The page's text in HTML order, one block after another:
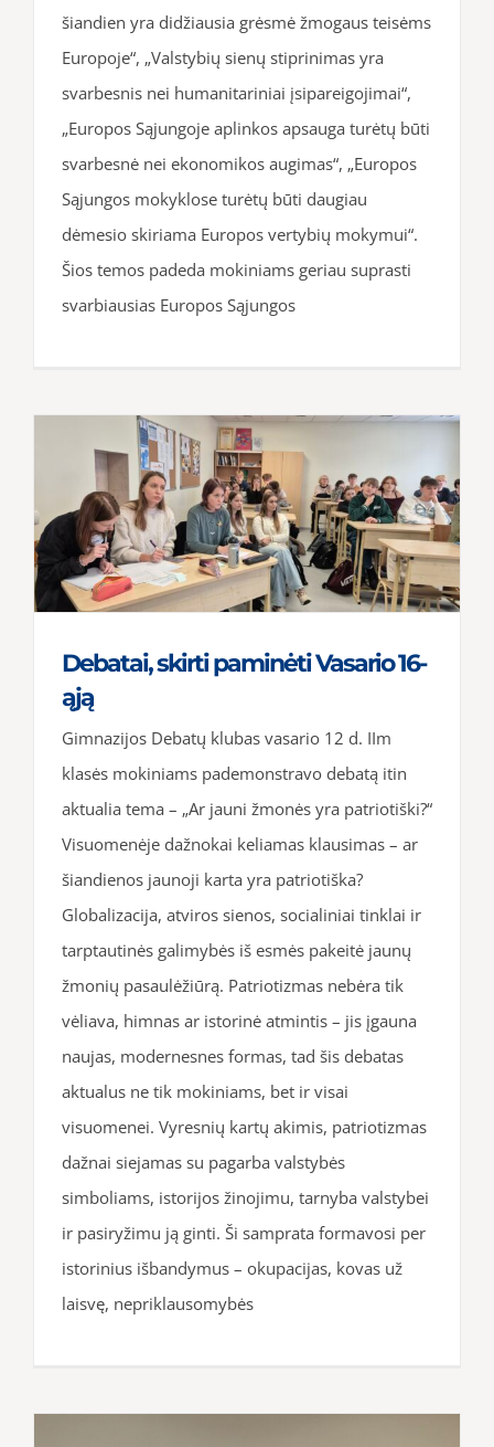
šiandien yra didžiausia grėsmė žmogaus teisėms
Europoje“, „Valstybių sienų stiprinimas yra
svarbesnis nei humanitariniai įsipareigojimai“,
„Europos Sąjungoje aplinkos apsauga turėtų būti
svarbesnė nei ekonomikos augimas“, „Europos
Sąjungos mokyklose turėtų būti daugiau
dėmesio skiriama Europos vertybių mokymui“.
Šios temos padeda mokiniams geriau suprasti
svarbiausias Europos Sąjungos
Debatai, skirti paminėti Vasario 16-
ąją
Gimnazijos Debatų klubas vasario 12 d. IIm
klasės mokiniams pademonstravo debatą itin
aktualia tema – „Ar jauni žmonės yra patriotiški?“
Visuomenėje dažnokai keliamas klausimas – ar
šiandienos jaunoji karta yra patriotiška?
Globalizacija, atviros sienos, socialiniai tinklai ir
tarptautinės galimybės iš esmės pakeitė jaunų
žmonių pasaulėžiūrą. Patriotizmas nebėra tik
vėliava, himnas ar istorinė atmintis – jis įgauna
naujas, modernesnes formas, tad šis debatas
aktualus ne tik mokiniams, bet ir visai
visuomenei. Vyresnių kartų akimis, patriotizmas
dažnai siejamas su pagarba valstybės
simboliams, istorijos žinojimu, tarnyba valstybei
ir pasiryžimu ją ginti. Ši samprata formavosi per
istorinius išbandymus – okupacijas, kovas už
laisvę, nepriklausomybės